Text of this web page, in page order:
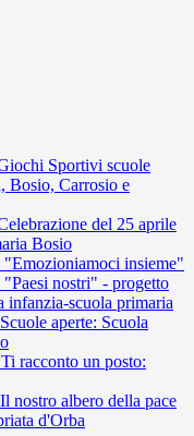
Sportivi scuole
Bosio, Carrosio e
del 25 aprile
Bosio
insieme"
nostri" - progetto
infanzia-scuola primaria
aperte: Scuola
racconto un posto:
nostro albero della pace
d'Orba